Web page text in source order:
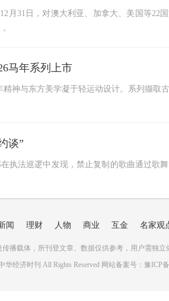
月31日，对澳大利亚、加拿大、美国等22
马年系列上市
精神与东方美学凝于轻运动设计。系列撷取
谈”
执法巡逻中发现，禁止复制的歌曲通过歌
闻 理财 人物 商业 互金 名家观
播载体，所刊登文章、数据仅供参考，用户需独立
华经济时刊 All Rights Reserved 网站备案号： 豫ICP